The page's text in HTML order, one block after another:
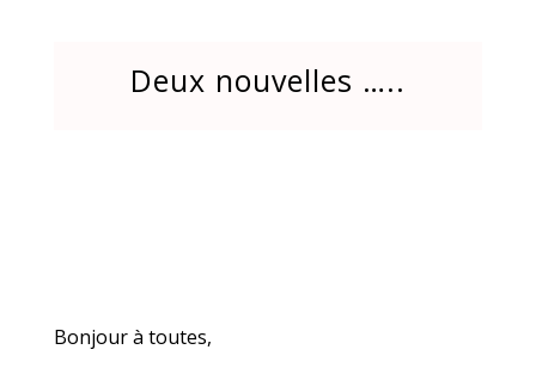
Deux nouvelles …..
Bonjour à toutes,